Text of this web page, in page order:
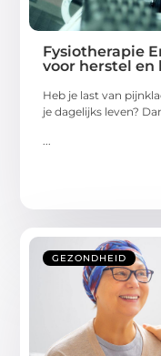
Fysiotherapie
voor herstel en
Heb je last van
je dagelijks leven?
...
GEZONDHEID